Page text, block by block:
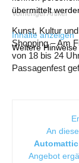
übermittelt
Inhalte anzeigen
Weitere
Vorheriger Artikel
Kunst, Kultur
Shopping – Am
von 18 bis 24
Passagenfest
An
Angebot